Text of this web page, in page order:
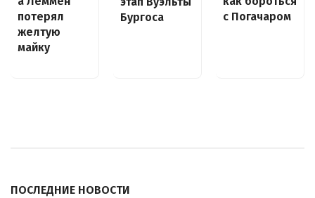
потерял
желтую
майку
Бургоса
с Погачаром
ПОСЛЕДНИЕ НОВОСТИ